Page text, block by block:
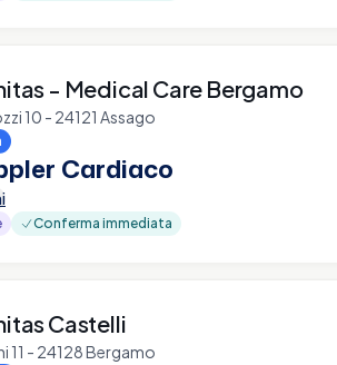
- Medical Care Bergamo
10 - 24121 Assago
Cardiaco
Conferma immediata
Castelli
11 - 24128 Bergamo